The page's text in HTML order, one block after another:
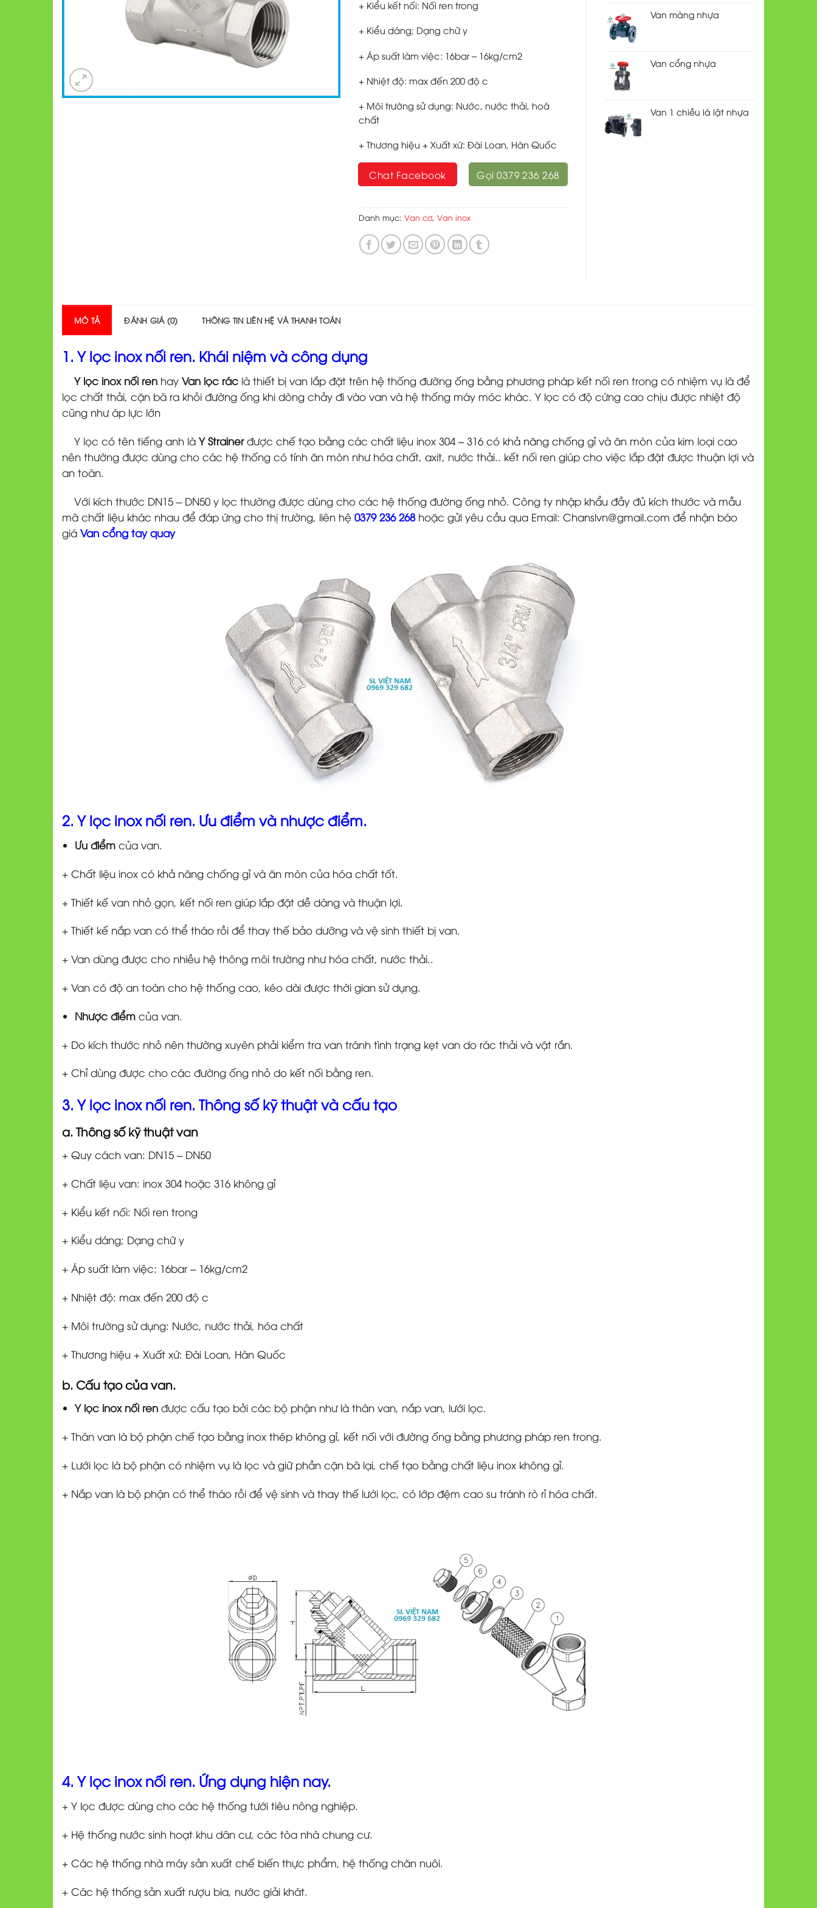
+ Kiểu kết nối: Nối ren trong
+ Kiểu dáng; Dạng chữ y
+ Áp suất làm việc: 16bar – 16kg/cm2
+ Nhiệt độ: max đến 200 độ c
+ Môi trường sử dụng: Nước, nước thải, hoá
chất
+ Thương hiệu + Xuất xứ: Đài Loan, Hàn Quốc
Chat Facebook Gọi 0379 236 268
Danh mục: Van cơ, Van inox
Van màng nhựa
Van cổng nhựa
Van 1 chiều lá lật nhựa
MÔ TẢ ĐÁNH GIÁ (0) THÔNG TIN LIÊN HỆ VÀ THANH TOÁN
1. Y lọc inox nối ren. Khái niệm và công dụng
Y lọc inox nối ren hay Van lọc rác là thiết bị van lắp đặt trên hệ thống đường ống bằng phương pháp kết nối ren trong có nhiệm vụ là để
lọc chất thải, cặn bã ra khỏi đường ống khi dòng chảy đi vào van và hệ thống máy móc khác. Y lọc có độ cứng cao chịu được nhiệt độ
cũng như áp lực lớn
Y lọc có tên tiếng anh là Y Strainerđược chế tạo bằng các chất liệu inox 304 – 316 có khả năng chống gỉ và ăn mòn của kim loại cao
nên thường được dùng cho các hệ thống có tính ăn mòn như hóa chất, axit, nước thải.. kết nối ren giúp cho việc lắp đặt được thuận lợi và
an toàn.
Với kích thước DN15 – DN50 y lọc thường được dùng cho các hệ thống đường ống nhỏ. Công ty nhập khẩu đầy đủ kích thước và mẫu
mã chất liệu khác nhau để đáp ứng cho thị trường, liên hệ 0379 236 268hoặc gửi yêu cầu qua Email: Chanslvn@gmail.com để nhận báo
giá Van cổng tay quay
2. Y lọc inox nối ren. Ưu điểm và nhược điểm.
Ưu điểmcủa van.
+ Chất liệu inox có khả năng chống gỉ và ăn mòn của hóa chất tốt.
+ Thiết kế van nhỏ gọn, kết nối ren giúp lắp đặt dễ dàng và thuận lợi.
+ Thiết kế nắp van có thể tháo rồi để thay thế bảo dưỡng và vệ sinh thiết bị van.
+ Van dùng được cho nhiều hệ thông môi trường như hóa chất, nước thải..
+ Van có độ an toàn cho hệ thống cao, kéo dài được thời gian sử dụng.
Nhược điểmcủa van.
+ Do kích thước nhỏ nên thường xuyên phải kiểm tra van tránh tình trạng kẹt van do rác thải và vật rắn.
+ Chỉ dùng được cho các đường ống nhỏ do kết nối bằng ren.
3. Y lọc inox nối ren. Thông số kỹ thuật và cấu tạo
a. Thông số kỹ thuật van
+ Quy cách van: DN15 – DN50
+ Chất liệu van: inox 304 hoặc 316 không gỉ
+ Kiểu kết nối: Nối ren trong
+ Kiểu dáng; Dạng chữ y
+ Áp suất làm việc: 16bar – 16kg/cm2
+ Nhiệt độ: max đến 200 độ c
+ Môi trường sử dụng: Nước, nước thải, hóa chất
+ Thương hiệu + Xuất xứ: Đài Loan, Hàn Quốc
b. Cấu tạo của van.
Y lọc inox nối renđược cấu tạo bởi các bộ phận như là thân van, nắp van, lưới lọc.
+ Thân van là bộ phận chế tạo bằng inox thép không gỉ, kết nối với đường ống bằng phương pháp ren trong.
+ Lưới lọc là bộ phận có nhiệm vụ là lọc và giữ phần cặn bã lại, chế tạo bằng chất liệu inox không gỉ.
+ Nắp van là bộ phận có thể tháo rồi để vệ sinh và thay thế lưới lọc, có lớp đệm cao su tránh rò rỉ hóa chất.
4. Y lọc inox nối ren. Ứng dụng hiện nay.
+ Y lọc được dùng cho các hệ thống tưới tiêu nông nghiệp.
+ Hệ thống nước sinh hoạt khu dân cư, các tòa nhà chung cư.
+ Các hệ thống nhà máy sản xuất chế biến thực phẩm, hệ thống chăn nuôi.
+ Các hệ thống sản xuất rượu bia, nước giải khát.